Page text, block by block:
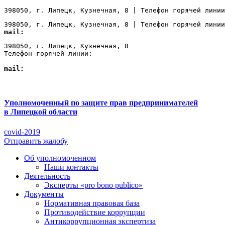
398050, г. Липецк, Кузнечная, 8 | Телефон горячей
398050, г. Липецк, Кузнечная, 8 | Телефон горячей
mail:
398050, г. Липецк, Кузнечная, 8
Телефон горячей линии:
mail:
Уполномоченный по защите прав предпринимателей
в Липецкой области
covid-2019
Отправить жалобу
Об уполномоченном
Наши контакты
Деятельность
Эксперты «pro bono publico»
Документы
Нормативная правовая база
Противодействие коррупции
Антикоррупционная экспертиза